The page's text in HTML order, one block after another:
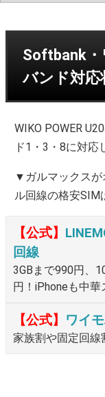
Softbank
バンド対応
WIKO POWER
ド1・3・8に対応
▼ガルマックスが
ル回線の格安SIM
【公式】
回線
3GBまで990円、
円！iPhoneも中華
【公式】 ワイ
家族割や固定回線